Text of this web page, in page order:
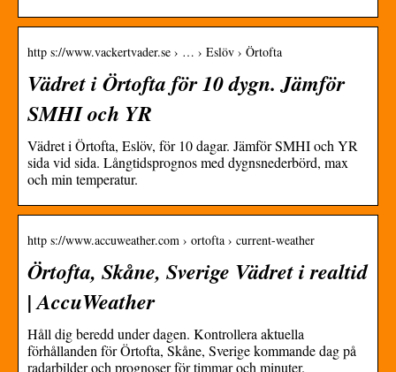
http s://www.vackertvader.se › … › Eslöv › Örtofta
Vädret i Örtofta för 10 dygn. Jämför
SMHI och YR
Vädret i Örtofta, Eslöv, för 10 dagar. Jämför SMHI och YR
sida vid sida. Långtidsprognos med dygnsnederbörd, max
och min temperatur.
http s://www.accuweather.com › ortofta › current-weather
Örtofta, Skåne, Sverige Vädret i realtid
| AccuWeather
Håll dig beredd under dagen. Kontrollera aktuella
förhållanden för Örtofta, Skåne, Sverige kommande dag på
radarbilder och prognoser för timmar och minuter.